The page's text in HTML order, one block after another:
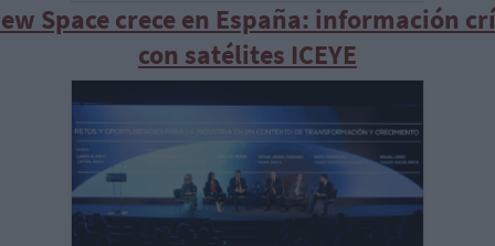
Space crece en España: información
con satélites ICEYE